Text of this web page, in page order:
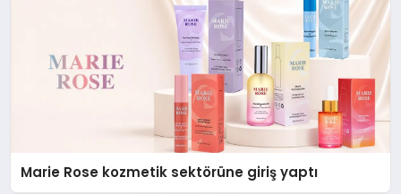
Marie Rose kozmetik sektörüne giriş yaptı